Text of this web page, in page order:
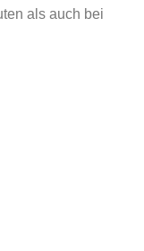
als auch bei